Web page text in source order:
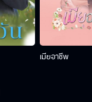
เมียอาชีพ